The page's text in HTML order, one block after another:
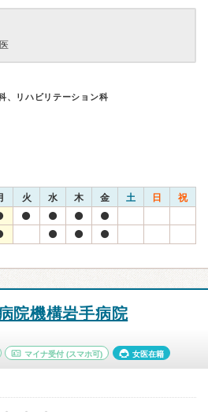
、リハビリテーション科
火 水 木 金 土 日 祝
院機構岩手病院
マイナ受付 (スマホ可) 女医在籍